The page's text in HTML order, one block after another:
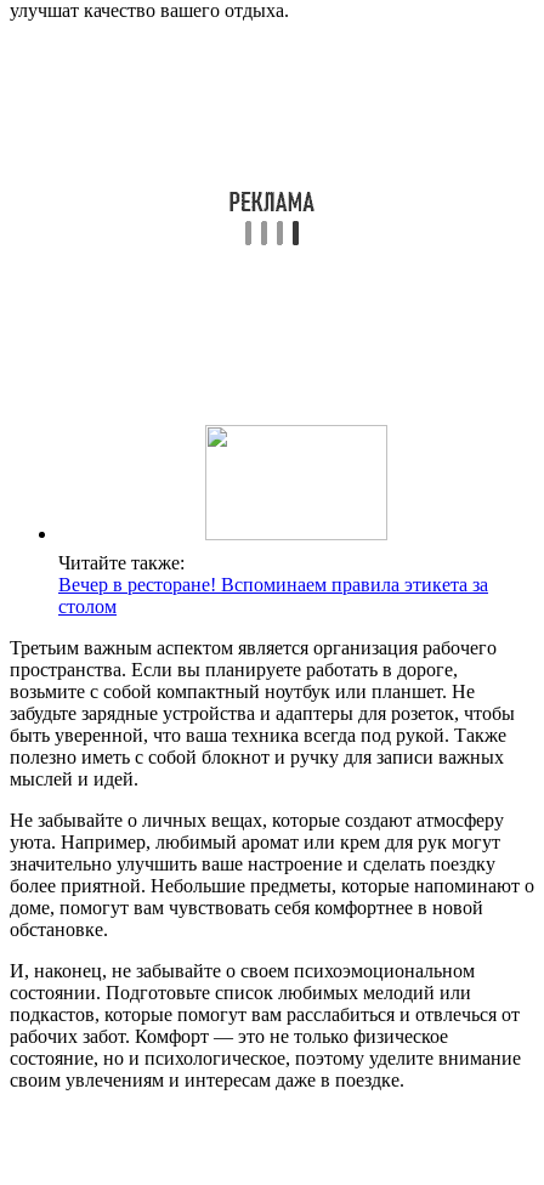
улучшат качество вашего отдыха.
Читайте также:
Вечер в ресторане! Вспоминаем правила этикета за
столом
Третьим важным аспектом является организация рабочего
пространства. Если вы планируете работать в дороге,
возьмите с собой компактный ноутбук или планшет. Не
забудьте зарядные устройства и адаптеры для розеток, чтобы
быть уверенной, что ваша техника всегда под рукой. Также
полезно иметь с собой блокнот и ручку для записи важных
мыслей и идей.
Не забывайте о личных вещах, которые создают атмосферу
уюта. Например, любимый аромат или крем для рук могут
значительно улучшить ваше настроение и сделать поездку
более приятной. Небольшие предметы, которые напоминают о
доме, помогут вам чувствовать себя комфортнее в новой
обстановке.
И, наконец, не забывайте о своем психоэмоциональном
состоянии. Подготовьте список любимых мелодий или
подкастов, которые помогут вам расслабиться и отвлечься от
рабочих забот. Комфорт — это не только физическое
состояние, но и психологическое, поэтому уделите внимание
своим увлечениям и интересам даже в поездке.